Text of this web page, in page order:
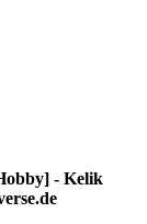
- Kelik